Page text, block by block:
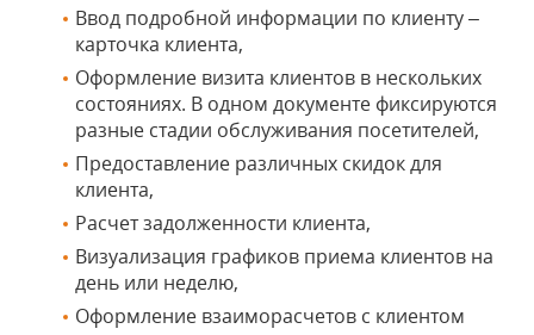
Ввод подробной информации по клиенту –
карточка клиента,
Оформление визита клиентов в нескольких
состояниях. В одном документе фиксируются
разные стадии обслуживания посетителей,
Предоставление различных скидок для
клиента,
Расчет задолженности клиента,
Визуализация графиков приема клиентов на
день или неделю,
Оформление взаиморасчетов с клиентом